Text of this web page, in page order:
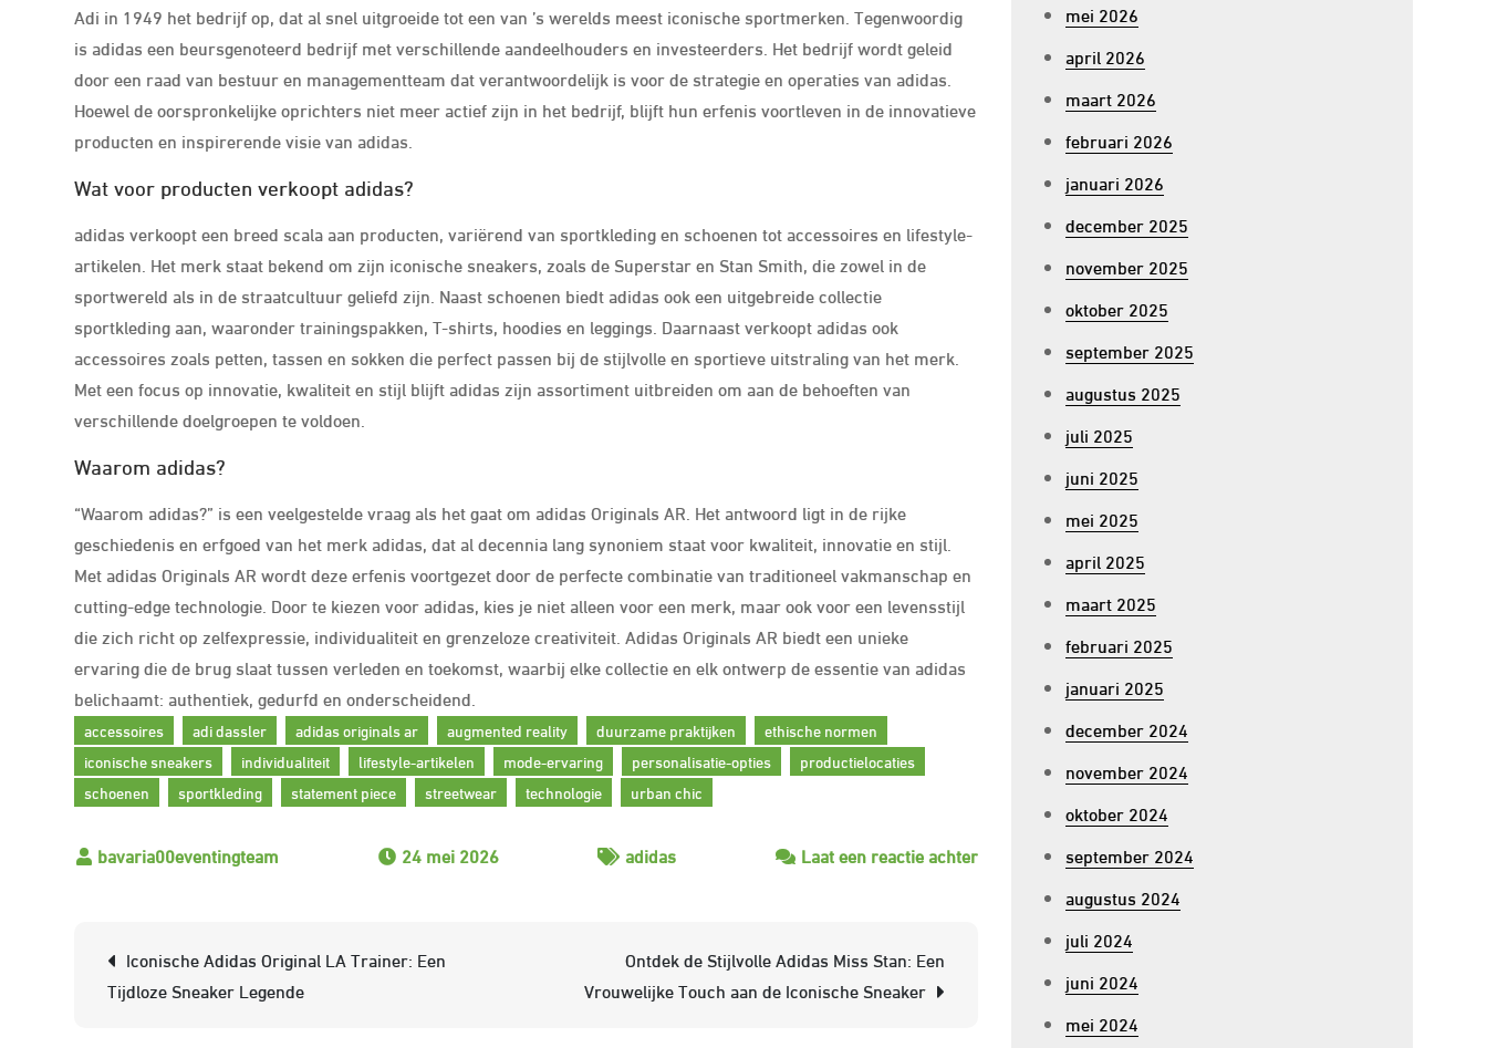
Adi in 1949 het bedrijf op, dat al snel uitgroeide tot een van ’s werelds meest iconische sportmerken. Tegenwoordig
is adidas een beursgenoteerd bedrijf met verschillende aandeelhouders en investeerders. Het bedrijf wordt geleid
door een raad van bestuur en managementteam dat verantwoordelijk is voor de strategie en operaties van adidas.
Hoewel de oorspronkelijke oprichters niet meer actief zijn in het bedrijf, blijft hun erfenis voortleven in de innovatieve
producten en inspirerende visie van adidas.
Wat voor producten verkoopt adidas?
adidas verkoopt een breed scala aan producten, variërend van sportkleding en schoenen tot accessoires en lifestyle-
artikelen. Het merk staat bekend om zijn iconische sneakers, zoals de Superstar en Stan Smith, die zowel in de
sportwereld als in de straatcultuur geliefd zijn. Naast schoenen biedt adidas ook een uitgebreide collectie
sportkleding aan, waaronder trainingspakken, T-shirts, hoodies en leggings. Daarnaast verkoopt adidas ook
accessoires zoals petten, tassen en sokken die perfect passen bij de stijlvolle en sportieve uitstraling van het merk.
Met een focus op innovatie, kwaliteit en stijl blijft adidas zijn assortiment uitbreiden om aan de behoeften van
verschillende doelgroepen te voldoen.
Waarom adidas?
“Waarom adidas?” is een veelgestelde vraag als het gaat om adidas Originals AR. Het antwoord ligt in de rijke
geschiedenis en erfgoed van het merk adidas, dat al decennia lang synoniem staat voor kwaliteit, innovatie en stijl.
Met adidas Originals AR wordt deze erfenis voortgezet door de perfecte combinatie van traditioneel vakmanschap en
cutting-edge technologie. Door te kiezen voor adidas, kies je niet alleen voor een merk, maar ook voor een levensstijl
die zich richt op zelfexpressie, individualiteit en grenzeloze creativiteit. Adidas Originals AR biedt een unieke
ervaring die de brug slaat tussen verleden en toekomst, waarbij elke collectie en elk ontwerp de essentie van adidas
belichaamt: authentiek, gedurfd en onderscheidend.
accessoires adi dassler adidas originals ar augmented reality duurzame praktijken
ethische normen
iconische sneakers
individualiteit lifestyle-artikelen mode-ervaring personalisatie-opties
productielocaties
schoenen
sportkleding statement piece streetwear technologie urban chic
24 mei 2026 adidas Laat een reactie achterop
Innovatieve
Berichtnavigatie
Iconische Adidas Original LA Trainer: Een
Tijdloze Sneaker Legende
Ontdek de Stijlvolle Adidas Miss Stan: Een
Vrouwelijke Touch aan de Iconische Sneaker
mei 2026
april 2026
maart 2026
februari 2026
januari 2026
december 2025
november 2025
oktober 2025
september 2025
augustus 2025
juli 2025
juni 2025
mei 2025
april 2025
maart 2025
februari 2025
januari 2025
december 2024
november 2024
oktober 2024
september 2024
augustus 2024
juli 2024
juni 2024
mei 2024